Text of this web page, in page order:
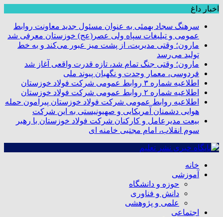
اخبار داغ
سرهنگ سجاد بهمئی به عنوان مسئول جدید معاونت روابط
عمومی و تبلیغات سپاه ولی عصر(عج) خوزستان معرفی شد
مارون؛ وقتی مدیریت، از پشت میز عبور می‌کند و به خط
تولید می‌رسد
مارون؛ وقتی جنگ تمام شد، تازه قدرت واقعی آغاز شد
فردوسی، معمار وحدت و نگهبان پیوند ملی
اطلاعیه شماره ۳ روابط عمومی شرکت فولاد خوزستان
اطلاعیه شماره ۲ روابط عمومی شرکت فولاد خوزستان
اطلاعیه روابط عمومی شرکت فولاد خوزستان پیرامون حمله
هوایی دشمنان آمریکایی و صهیونیستی به این شرکت
بیعت مدیرعامل و کارکنان شرکت فولاد خوزستان با رهبر
سوم انقلاب، امام مجتبی خامنه ای
خانه
آموزشی
حوزه و دانشگاه
دانش و فناوری
علمی و پژوهشی
اجتماعی